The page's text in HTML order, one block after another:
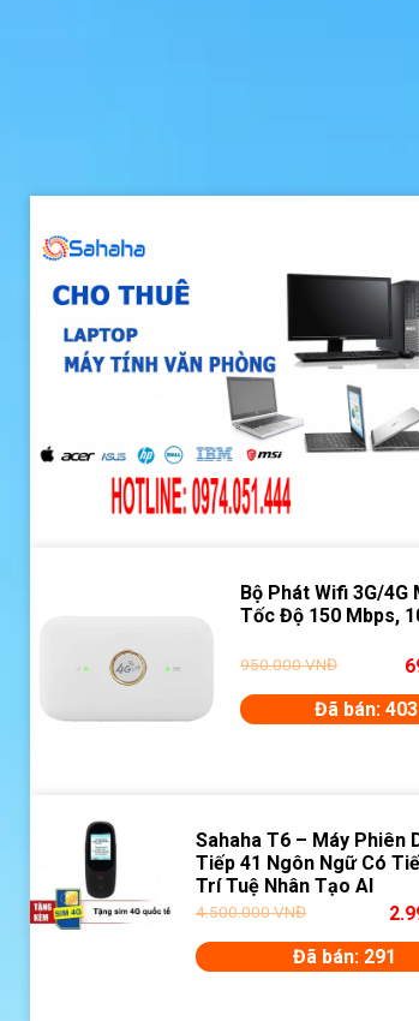
Bộ Phát Wifi 3G/4G
Tốc Độ 150 Mbps,
950.000VNĐ
Đã bán: 403
Sahaha T6 – Máy Phiên
Tiếp 41 Ngôn Ngữ Có
Trí Tuệ Nhân Tạo AI
4.500.000VNĐ
Đã bán: 291